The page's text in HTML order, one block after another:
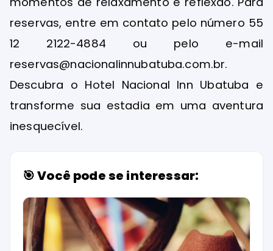
reservas, entre em contato pelo número 55
12 2122-4884 ou pelo e-mail
reservas@nacionalinnubatuba.com.br.
Descubra o Hotel Nacional Inn Ubatuba e
transforme sua estadia em uma aventura
inesquecível.
🎯 Você pode se interessar: